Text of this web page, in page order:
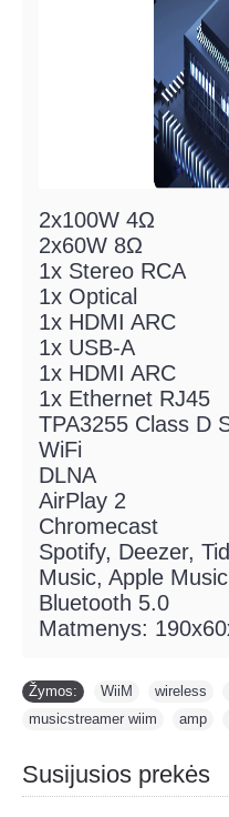
2x100W 4Ω
2x60W 8Ω
1x Stereo RCA
1x Optical
1x HDMI ARC
1x USB-A
1x HDMI ARC
1x Ethernet RJ45
TPA3255 Class D
WiFi
DLNA
AirPlay 2
Chromecast
Spotify, Deezer,
Music, Apple
Bluetooth 5.0
Matmenys:
Žymos: WiiM wireless
musicstreamer wiim
amp
Susijusios prekės